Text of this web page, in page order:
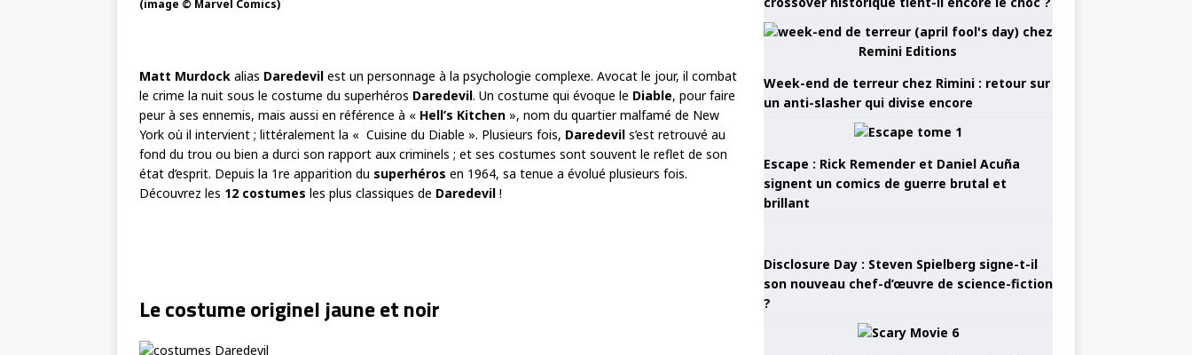
(image © Marvel Comics)
Matt Murdock alias Daredevil est un personnage à la psychologie complexe. Avocat le jour, il combat
le crime la nuit sous le costume du superhéros Daredevil. Un costume qui évoque le Diable, pour faire
peur à ses ennemis, mais aussi en référence à « Hell’s Kitchen », nom du quartier malfamé de New
York où il intervient ; littéralement la « Cuisine du Diable ». Plusieurs fois, Daredevil s’est retrouvé au
fond du trou ou bien a durci son rapport aux criminels ; et ses costumes sont souvent le reflet de son
état d’esprit. Depuis la 1re apparition du superhéros en 1964, sa tenue a évolué plusieurs fois.
Découvrez les 12 costumes les plus classiques de Daredevil !
Le costume originel jaune et noir
Week-end de terreur chez Rimini : retour sur
un anti-slasher qui divise encore
Escape : Rick Remender et Daniel Acuña
signent un comics de guerre brutal et
brillant
Disclosure Day : Steven Spielberg signe-t-il
son nouveau chef-d’œuvre de science-fiction
?